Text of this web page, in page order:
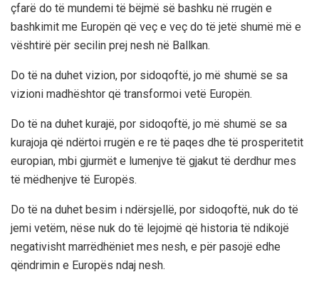
çfarë do të mundemi të bëjmë së bashku në rrugën e
bashkimit me Europën që veç e veç do të jetë shumë më e
vështirë për secilin prej nesh në Ballkan.
Do të na duhet vizion, por sidoqoftë, jo më shumë se sa
vizioni madhështor që transformoi vetë Europën.
Do të na duhet kurajë, por sidoqoftë, jo më shumë se sa
kurajoja që ndërtoi rrugën e re të paqes dhe të prosperitetit
europian, mbi gjurmët e lumenjve të gjakut të derdhur mes
të mëdhenjve të Europës.
Do të na duhet besim i ndërsjellë, por sidoqoftë, nuk do të
jemi vetëm, nëse nuk do të lejojmë që historia të ndikojë
negativisht marrëdhëniet mes nesh, e për pasojë edhe
qëndrimin e Europës ndaj nesh.